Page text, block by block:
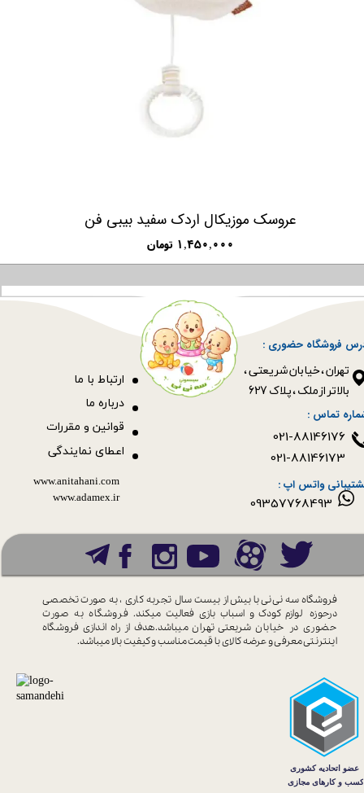
عروسک موزیکال اردک سفید بیبی فن
۱,۴۵۰,۰۰۰ تومان
فروشگاه حضوری :
​​​​​​​تهران ، خیابان شریعتی ،
بالاتر از ملک ، پلاک 627​​​​​​​
قوانین و مقررات
ارتباط با ما
09357768493
درباره ما
اعطای نمایندگی
www.anitahani.com
www.ada​​​​​​​mex.ir
فروشگاه سه نی نی با بیش از بیست سال تجربه کاری ، به صورت تخصصی
درحوزه لوازم کودک و اسباب بازی فعالیت میکند. فروشگاه به صورت
حضوری در خیابان شریعتی تهران میباشد.هدف از راه اندازی فروشگاه
اینترنتی معرفی و عرضه کالای باقیمت مناسب و کیفیت بالا میباشد.
تماس :
واتس اپ :